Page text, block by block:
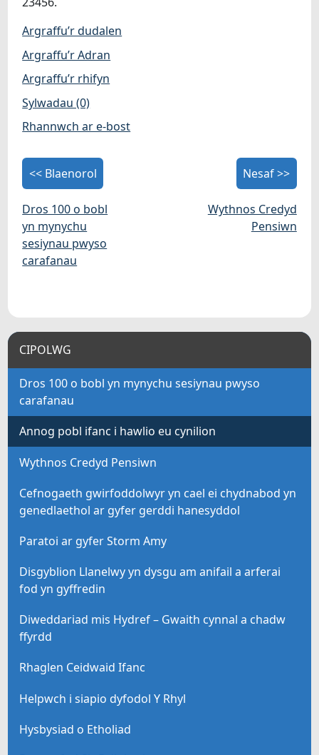
Argraffu’r dudalen
Argraffu’r Adran
Argraffu’r rhifyn
Sylwadau (0)
Rhannwch ar e-bost
<< Blaenorol
Dros 100 o bobl
yn mynychu
sesiynau pwyso
carafanau
Nesaf >>
Wythnos Credyd
Pensiwn
CIPOLWG
Dros 100 o bobl yn mynychu sesiynau pwyso
carafanau
Annog pobl ifanc i hawlio eu cynilion
Wythnos Credyd Pensiwn
Cefnogaeth gwirfoddolwyr yn cael ei chydnabod yn
genedlaethol ar gyfer gerddi hanesyddol
Paratoi ar gyfer Storm Amy
Disgyblion Llanelwy yn dysgu am anifail a arferai
fod yn gyffredin
Diweddariad mis Hydref – Gwaith cynnal a chadw
ffyrdd
Rhaglen Ceidwaid Ifanc
Helpwch i siapio dyfodol Y Rhyl
Hysbysiad o Etholiad